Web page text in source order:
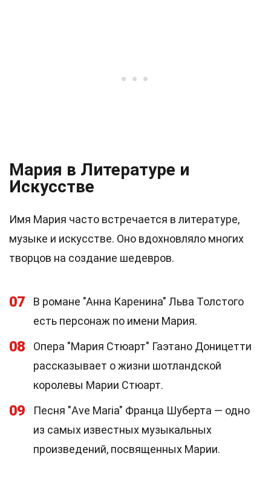
Мария в Литературе и
Искусстве
Имя Мария часто встречается в литературе,
музыке и искусстве. Оно вдохновляло многих
творцов на создание шедевров.
07
В романе "Анна Каренина" Льва Толстого
есть персонаж по имени Мария.
08
Опера "Мария Стюарт" Гаэтано Доницетти
рассказывает о жизни шотландской
королевы Марии Стюарт.
09
Песня "Ave Maria" Франца Шуберта — одно
из самых известных музыкальных
произведений, посвященных Марии.